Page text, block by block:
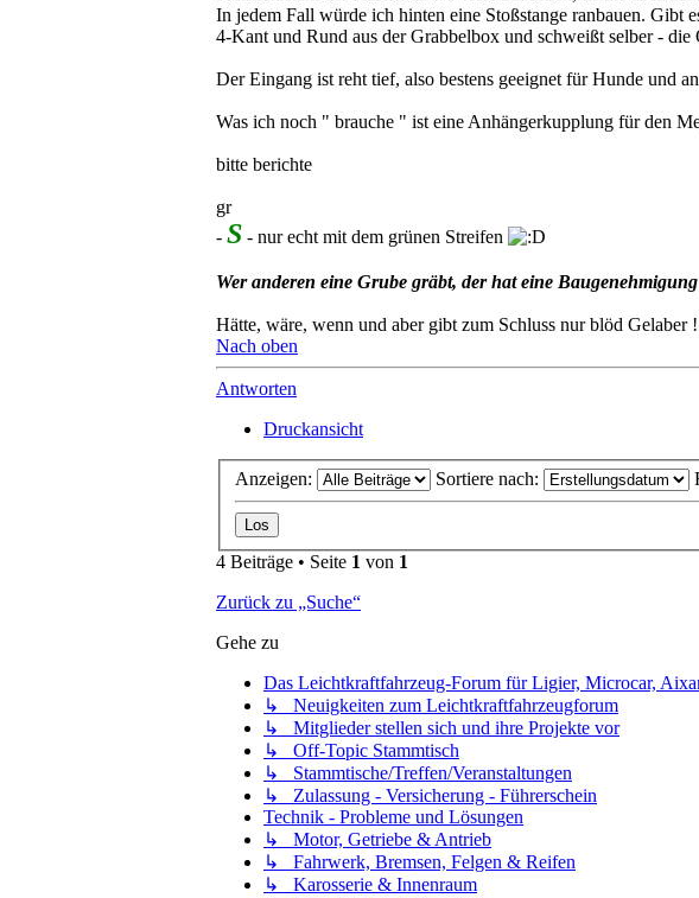
In jedem Fall würde ich hinten eine Stoßstange ranbauen. Gibt
4-Kant und Rund aus der Grabbelbox und schweißt selber -
Der Eingang ist reht tief, also bestens geeignet für Hunde und
Was ich noch " brauche " ist eine Anhängerkupplung für den
bitte berichte
gr
- S - nur echt mit dem grünen Streifen
Wer anderen eine Grube gräbt, der hat eine Baugenehmigung
Hätte, wäre, wenn und aber gibt zum Schluss nur blöd Gelaber !
Nach oben
Antworten
Druckansicht
Anzeigen: Sortiere nach:
4 Beiträge • Seite 1 von 1
Zurück zu „Suche“
Gehe zu
Das Leichtkraftfahrzeug-Forum für Ligier, Microcar,
↳ Neuigkeiten zum Leichtkraftfahrzeugforum
↳ Mitglieder stellen sich und ihre Projekte vor
↳ Off-Topic Stammtisch
↳ Stammtische/Treffen/Veranstaltungen
↳ Zulassung - Versicherung - Führerschein
Technik - Probleme und Lösungen
↳ Motor, Getriebe & Antrieb
↳ Fahrwerk, Bremsen, Felgen & Reifen
↳ Karosserie & Innenraum